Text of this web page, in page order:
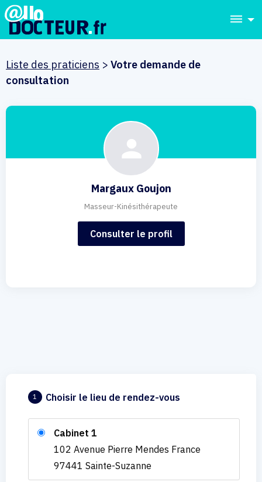
dehaze
Liste des praticiens > Votre demande de
consultation
Margaux Goujon
Masseur-Kinésithérapeute
Consulter le profil
1 Choisir le lieu de rendez-vous
Cabinet 1
102 Avenue Pierre Mendes France
97441 Sainte-Suzanne